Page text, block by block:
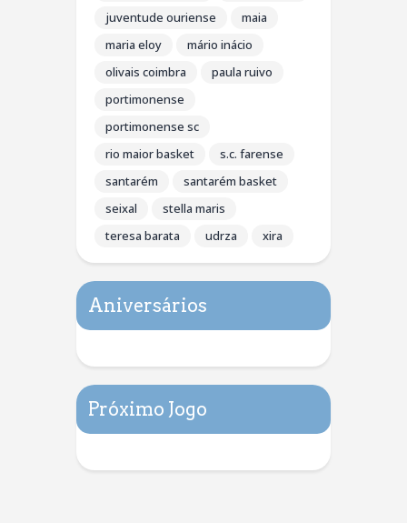
juventude ouriense
maia
maria eloy
mário inácio
olivais coimbra
paula ruivo
portimonense
portimonense sc
rio maior basket
s.c. farense
santarém
santarém basket
seixal
stella maris
teresa barata
udrza xira
Aniversários
Próximo Jogo